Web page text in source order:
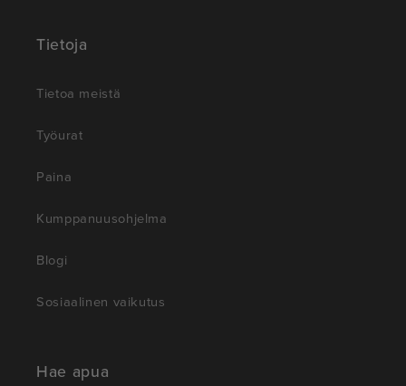
Tietoja
Tietoa meistä
Työurat
Paina
Kumppanuusohjelma
Blogi
Sosiaalinen vaikutus
Hae apua